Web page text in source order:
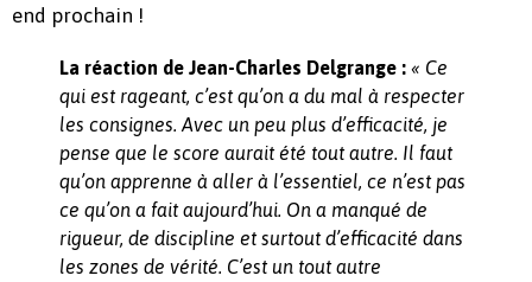
end prochain !
La réaction de Jean-Charles Delgrange : « Ce
qui est rageant, c’est qu’on a du mal à respecter
les consignes. Avec un peu plus d’efficacité, je
pense que le score aurait été tout autre. Il faut
qu’on apprenne à aller à l’essentiel, ce n’est pas
ce qu’on a fait aujourd’hui. On a manqué de
rigueur, de discipline et surtout d’efficacité dans
les zones de vérité. C’est un tout autre